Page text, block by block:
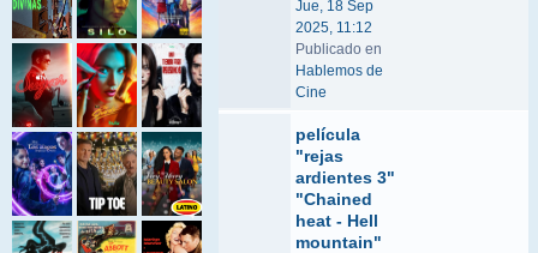
Jue, 18 Sep
2025, 11:12
Publicado en
Hablemos de
Cine
película
"rejas
ardientes 3"
"Chained
heat - Hell
mountain"